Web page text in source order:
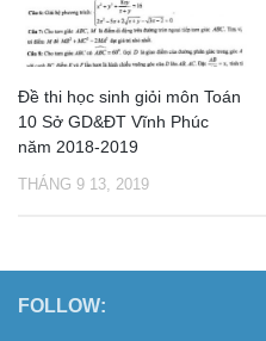
Đề thi học sinh giỏi môn Toán
10 Sở GD&ĐT Vĩnh Phúc
năm 2018-2019
THÁNG 9 13, 2019
FOLLOW: